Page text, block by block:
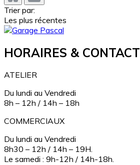
Trier par:
Les plus récentes
HORAIRES & CONTACT
ATELIER
Du lundi au Vendredi
8h – 12h / 14h – 18h
COMMERCIAUX
Du lundi au Vendredi
8h30 – 12h / 14h – 19H.
Le samedi : 9h-12h / 14h-18h.